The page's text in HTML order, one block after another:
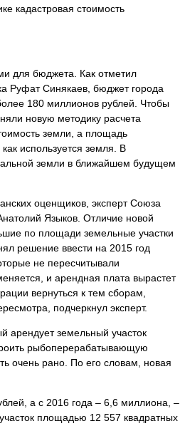
кадастровая стоимость
для бюджета. Как отметил
Руфат Синякаев, бюджет города
180 миллионов рублей. Чтобы
новую методику расчета
земли, а площадь
как используется земля. В
земли в ближайшем будущем
оценщиков, эксперт Союза
Языков. Отличие новой
по площади земельные участки
решение ввести на 2015 год
не пересчитывали
и арендная плата вырастет
вернуться к тем сборам,
подчеркнул эксперт.
арендует земельный участок
рыбоперерабатывающую
очень рано. По его словам, новая
а с 2016 года – 6,6 миллиона, –
площадью 12 557 квадратных